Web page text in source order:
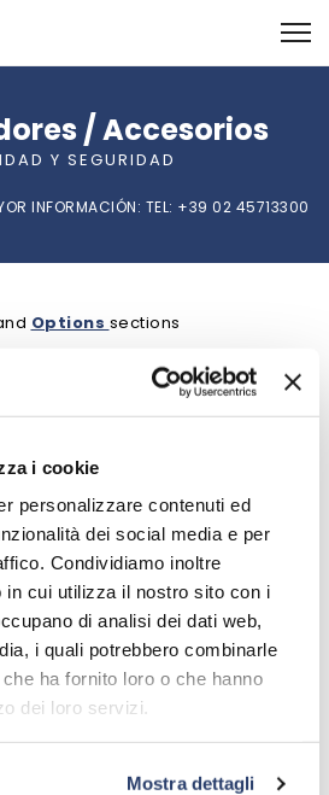
i cookie
personalizzare contenuti ed
dei social media e per
Condividiamo inoltre
in cui utilizza il nostro sito con i
di analisi dei dati web,
i quali potrebbero combinarle
ha fornito loro o che hanno
dei loro servizi.
Mostra dettagli
/ Accesorios
Y SEGURIDAD
INFORMACIÓN: TEL: +39 02 45713300
Options sections
VOLVER A PRODUCTOS